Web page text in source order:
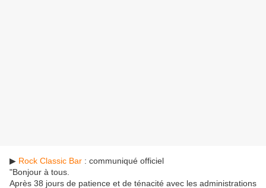
▶ Rock Classic Bar : communiqué officiel
"Bonjour à tous.
Après 38 jours de patience et de ténacité avec les administrations